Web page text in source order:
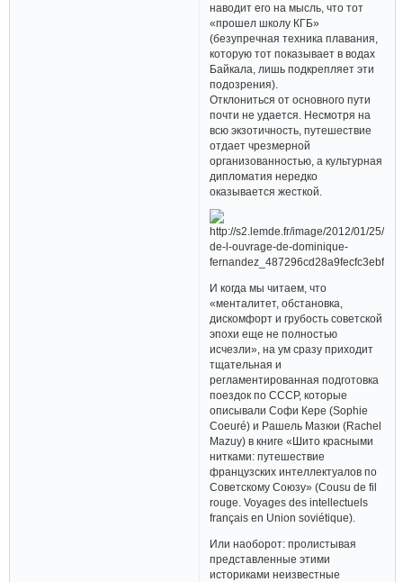
наводит его на мысль, что тот
«прошел школу КГБ»
(безупречная техника плавания,
которую тот показывает в водах
Байкала, лишь подкрепляет эти
подозрения).
Отклониться от основного пути
почти не удается. Несмотря на
всю экзотичность, путешествие
отдает чрезмерной
организованностью, а культурная
дипломатия нередко
оказывается жесткой.
И когда мы читаем, что
«менталитет, обстановка,
дискомфорт и грубость советской
эпохи еще не полностью
исчезли», на ум сразу приходит
тщательная и
регламентированная подготовка
поездок по СССР, которые
описывали Софи Кере (Sophie
Coeuré) и Рашель Мазюи (Rachel
Mazuy) в книге «Шито красными
нитками: путешествие
французских интеллектуалов по
Советскому Союзу» (Cousu de fil
rouge. Voyages des intellectuels
français en Union soviétique).
Или наоборот: пролистывая
представленные этими
историками неизвестные